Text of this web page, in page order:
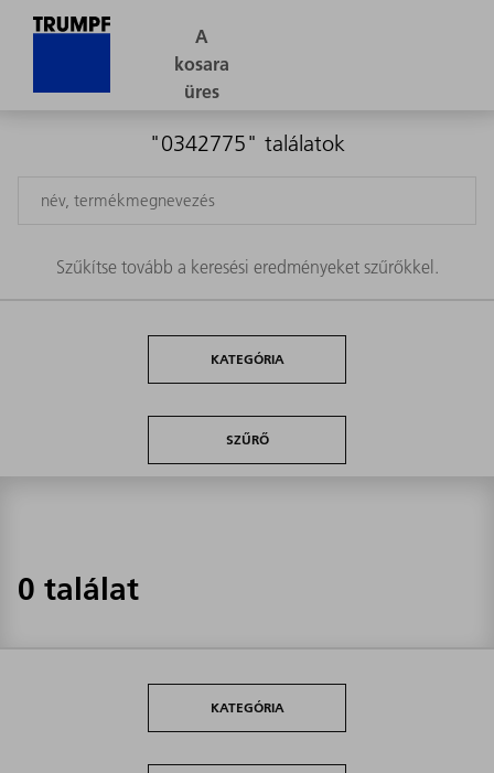
"0342775" találatok
Szűkítse tovább a keresési eredményeket szűrőkkel.
KATEGÓRIA
SZŰRŐ
0 találat
KATEGÓRIA